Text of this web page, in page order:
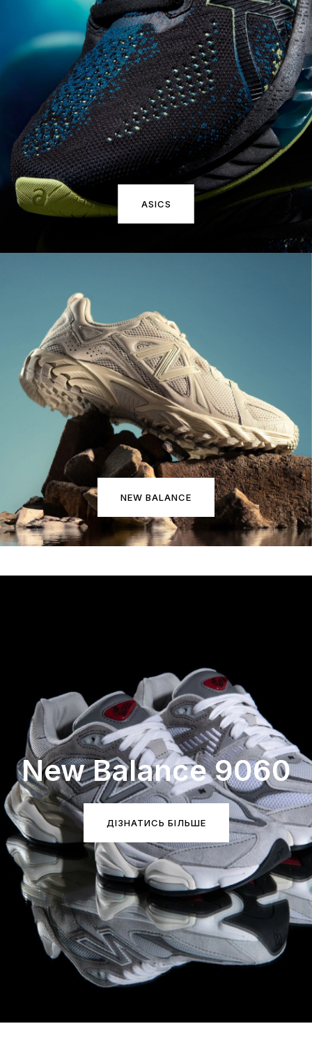
ASICS
NEW BALANCE
New Balance 9060
ДІЗНАТИСЬ БІЛЬШЕ